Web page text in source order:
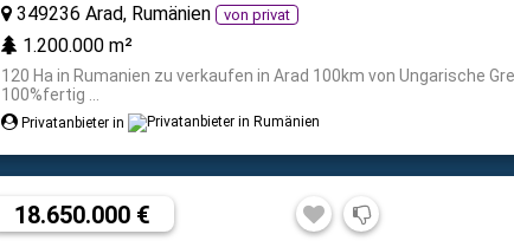
349236 Arad, Rumänien von privat
1.200.000 m²
120 Ha in Rumanien zu verkaufen in Arad 100km von Ungarische
100%fertig ...
Privatanbieter in
18.650.000 €